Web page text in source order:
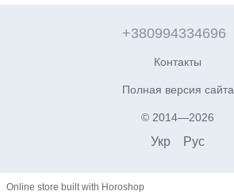
+380994334696
Контакты
Полная версия сайта
© 2014—2026
Укр Рус
Online store built with Horoshop